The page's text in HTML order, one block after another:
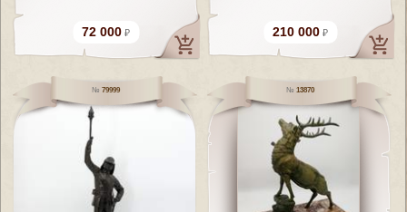
72 000 210 000
79999 13870